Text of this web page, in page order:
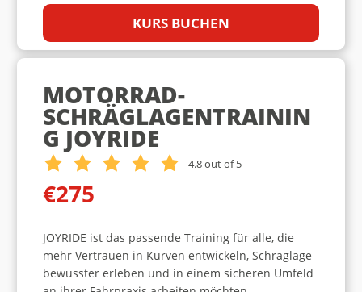
KURS BUCHEN
MOTORRAD-
SCHRÄGLAGENTRAININ
G JOYRIDE
4.8 out of 5
€275
JOYRIDE ist das passende Training für alle, die
mehr Vertrauen in Kurven entwickeln, Schräglage
bewusster erleben und in einem sicheren Umfeld